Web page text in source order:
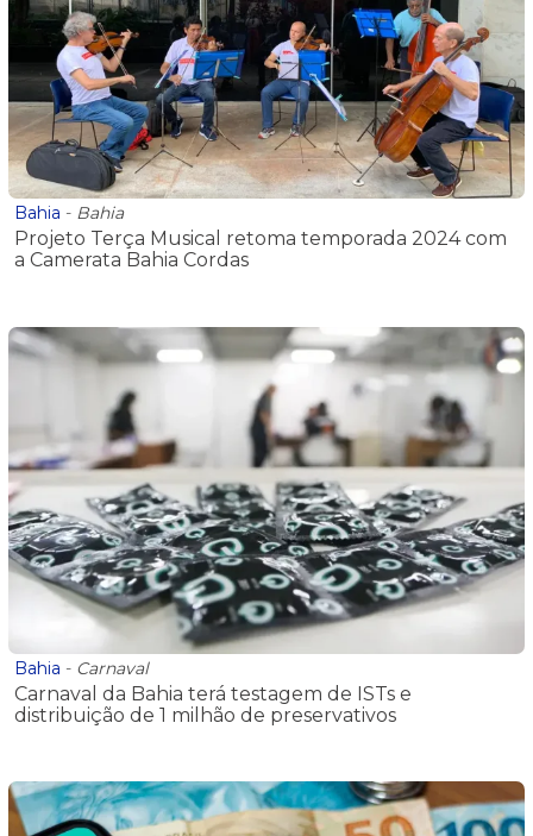
Bahia - Bahia
Projeto Terça Musical retoma temporada 2024 com
a Camerata Bahia Cordas
Bahia - Carnaval
Carnaval da Bahia terá testagem de ISTs e
distribuição de 1 milhão de preservativos